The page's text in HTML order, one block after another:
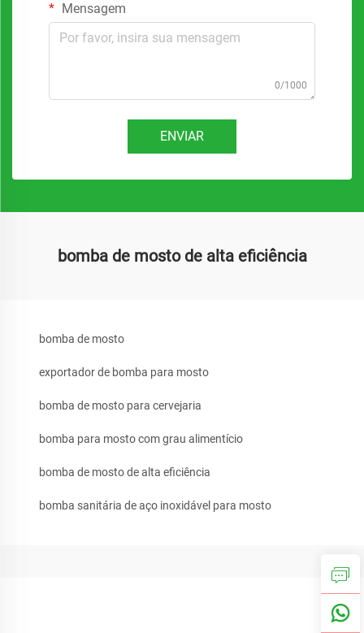
Mensagem
0/1000
ENVIAR
bomba de mosto de alta eficiência
bomba de mosto
exportador de bomba para mosto
bomba de mosto para cervejaria
bomba para mosto com grau alimentício
bomba de mosto de alta eficiência
bomba sanitária de aço inoxidável para mosto